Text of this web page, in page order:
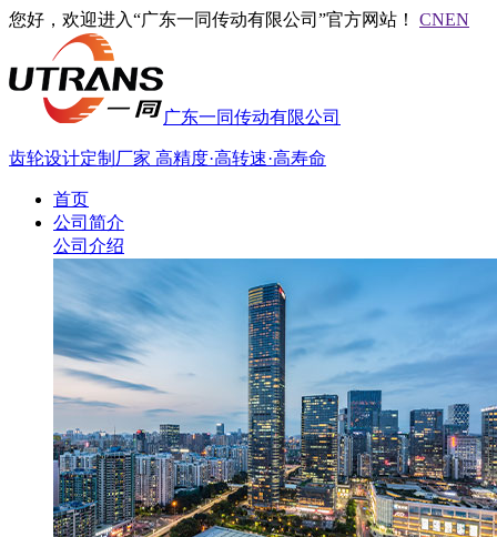
您好，欢迎进入“广东一同传动有限公司”官方网站！ CNEN
广东一同传动有限公司
齿轮设计定制厂家 高精度·高转速·高寿命
首页
公司简介
公司介绍